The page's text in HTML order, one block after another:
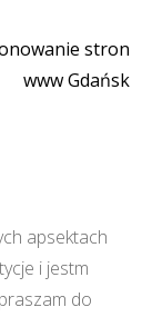
stron
www Gdańsk
apsektach
i jestm
do